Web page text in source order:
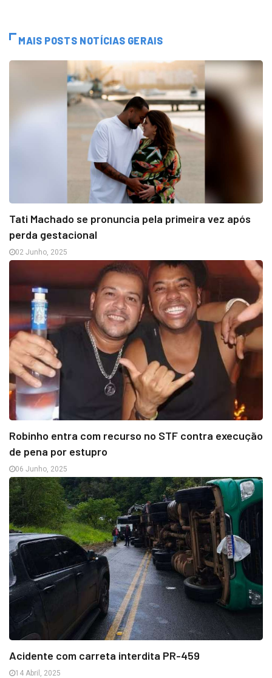
MAIS POSTS NOTÍCIAS GERAIS
Tati Machado se pronuncia pela primeira vez após
perda gestacional
02 Junho, 2025
Robinho entra com recurso no STF contra execução
de pena por estupro
06 Junho, 2025
Acidente com carreta interdita PR-459
14 Abril, 2025